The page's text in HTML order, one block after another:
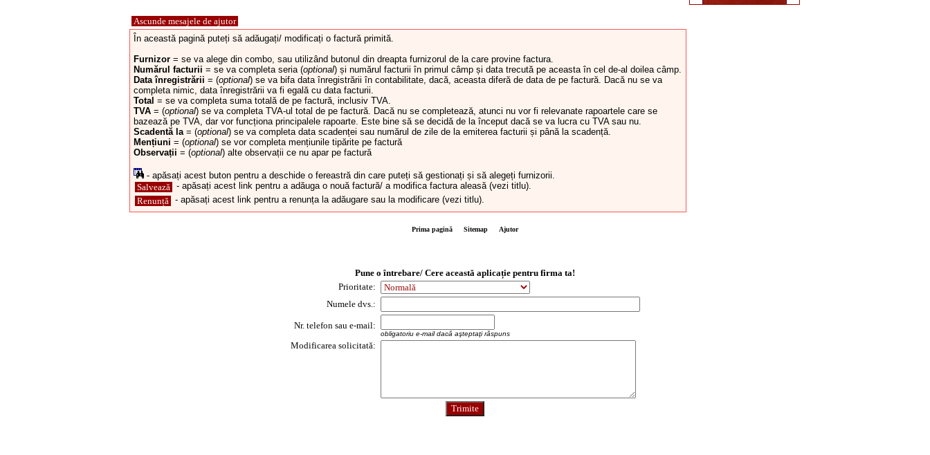
Ascunde mesajele de ajutor
În această pagină puteți să adăugați/ modificați o factură primită.
Furnizor = se va alege din combo, sau utilizând butonul din dreapta furnizorul de la care provine factura.
Numărul facturii = se va completa seria (optional) și numărul facturii în primul câmp și data trecută pe aceasta în cel de-al doilea câmp.
Data înregistrării = (optional) se va bifa data înregistrării în contabilitate, dacă, aceasta diferă de data de pe factură. Dacă nu se va
completa nimic, data înregistrării va fi egală cu data facturii.
Total = se va completa suma totală de pe factură, inclusiv TVA.
TVA = (optional) se va completa TVA-ul total de pe factură. Dacă nu se completează, atunci nu vor fi relevanate rapoartele care se
bazează pe TVA, dar vor funcționa principalele rapoarte. Este bine să se decidă de la început dacă se va lucra cu TVA sau nu.
Scadentă la= (optional) se va completa data scadenței sau numărul de zile de la emiterea facturii și până la scadență.
Mențiuni = (optional) se vor completa mențiunile tipărite pe factură
Observații = (optional) alte observații ce nu apar pe factură
- apăsați acest buton pentru a deschide o fereastră din care puteți să gestionați și să alegeți furnizorii.
Salvează - apăsați acest link pentru a adăuga o nouă factură/ a modifica factura aleasă (vezi titlu).
Renunță - apăsați acest link pentru a renunța la adăugare sau la modificare (vezi titlu).
Prima pagină Sitemap Ajutor
Pune o întrebare/ Cere această aplicație pentru firma ta!
Prioritate:
Numele dvs.:
Nr. telefon sau e-mail:
obligatoriu e-mail dacă aşteptaţi răspuns
Modificarea solicitată: